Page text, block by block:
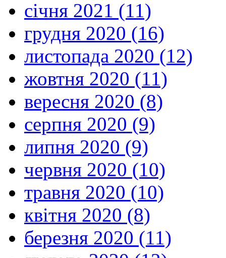
січня 2021 (11)
грудня 2020 (16)
листопада 2020 (12)
жовтня 2020 (11)
вересня 2020 (8)
серпня 2020 (9)
липня 2020 (9)
червня 2020 (10)
травня 2020 (10)
квітня 2020 (8)
березня 2020 (11)